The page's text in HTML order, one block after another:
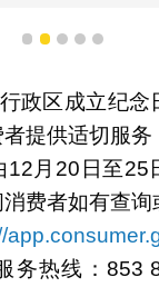
1 2 3 4 5
政区成立纪念
提供适切服务
12月20日至25
费者如有查询
务热线：853